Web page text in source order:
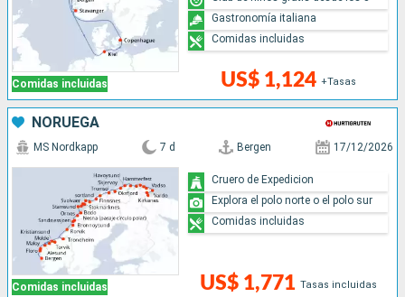
Comidas incluidas US$ 1,124 +Tasas
Gastronomía italiana
Comidas incluidas
NORUEGA
Comidas incluidas
MS Nordkapp 7 d Bergen 17/12/2026
US$ 1,771 Tasas incluidas
Cruero de Expedicion
Explora el polo norte o el polo sur
Comidas incluidas